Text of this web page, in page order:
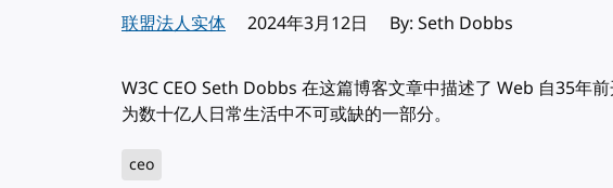
联盟法人实体 发布:
2024年3月12日 By: Seth Dobbs
W3C CEO Seth Dobbs 在这篇博客文章中描述了 Web 自35年
为数十亿人日常生活中不可或缺的一部分。
ceo